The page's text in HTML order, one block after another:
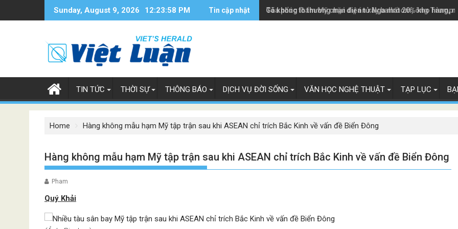
Sunday, August 9, 2026 12:23:59 PM Tin cập nhật Tòa phúc thẩm Mỹ chặn dự án xây ballroom, ông Trump
Gã khổng lồ thương mại điện tử Nga mất 20% kho hàng,
TIN TỨC THỜI SỰ THÔNG BÁO DỊCH VỤ ĐỜI SỐNG VĂN HỌC NGHỆ THUẬT TẠP LỤC
Home Hàng không mẫu hạm Mỹ tập trận sau khi ASEAN chỉ trích Bắc Kinh về vấn đề Biển Đông
Hàng không mẫu hạm Mỹ tập trận sau khi ASEAN chỉ trích Bắc Kinh về vấn đề Biển Đông
Pham
Quý Khải